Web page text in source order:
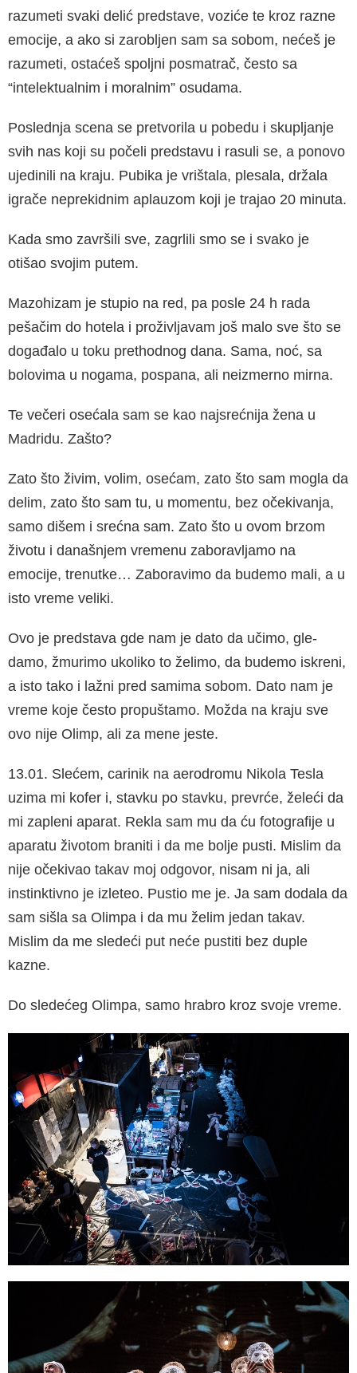
razumeti svaki delić predstave, voziće te kroz razne
emocije, a ako si zarobljen sam sa sobom, nećeš je
razumeti, ostaćeš spoljni posmatrač, često sa
“intelektu­alnim i moralnim” osudama.
Poslednja scena se pretvorila u pobedu i sku­pljanje
svih nas koji su počeli predstavu i rasuli se, a ponovo
ujedinili na kraju. Pubika je vrišta­la, plesala, držala
igrače neprekidnim aplauzom koji je trajao 20 minuta.
Kada smo završili sve, zagrlili smo se i svako je
otišao svojim putem.
Mazohizam je stupio na red, pa posle 24 h rada
pešačim do hotela i proživljavam još malo sve što se
događalo u toku prethodnog dana. Sama, noć, sa
bolovima u nogama, pospana, ali neiz­merno mirna.
Te večeri osećala sam se kao najsrećnija žena u
Madridu. Zašto?
Zato što živim, volim, osećam, zato što sam mo­gla da
delim, zato što sam tu, u momentu, bez očekivanja,
samo dišem i srećna sam. Zato što u ovom brzom
životu i današnjem vremenu za­boravljamo na
emocije, trenutke… Zaboravimo da budemo mali, a u
isto vreme veliki.
Ovo je predstava gde nam je dato da učimo, gle­
damo, žmurimo ukoliko to želimo, da budemo iskreni,
a isto tako i lažni pred samima sobom. Dato nam je
vreme koje često propuštamo. Mož­da na kraju sve
ovo nije Olimp, ali za mene jeste.
13.01. Slećem, carinik na aerodromu Nikola Te­sla
uzima mi kofer i, stavku po stavku, prevrće, želeći da
mi zapleni aparat. Rekla sam mu da ću fotografije u
aparatu životom braniti i da me bolje pusti. Mislim da
nije očekivao takav moj odgovor, nisam ni ja, ali
instinktivno je izleteo. Pustio me je. Ja sam dodala da
sam sišla sa Olimpa i da mu želim jedan takav.
Mislim da me sledeći put neće pustiti bez duple
kazne.
Do sledećeg Olimpa, samo hrabro kroz svoje vreme.